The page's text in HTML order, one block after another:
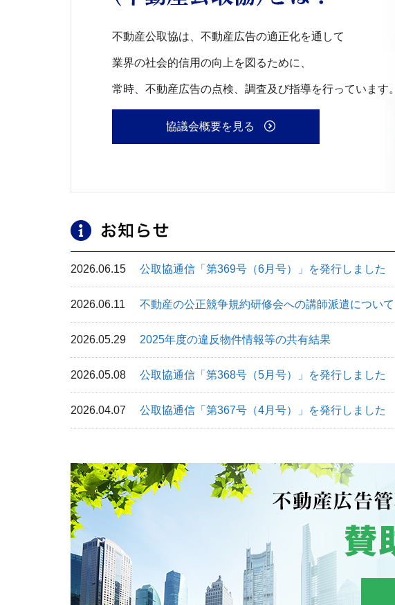
不動産公取協は、不動産広告の適正化を通して
業界の社会的信用の向上を図るために、
常時、不動産広告の点検、調査及び指導を行っています。
協議会概要を見る
2026.06.15 公取協通信「第369号（6月号）」を発行しました
2026.06.11 不動産の公正競争規約研修会への講師派遣について
2026.05.29 2025年度の違反物件情報等の共有結果
2026.05.08 公取協通信「第368号（5月号）」を発行しました
2026.04.07 公取協通信「第367号（4月号）」を発行しました